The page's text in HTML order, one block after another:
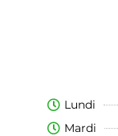
Lundi
Mardi